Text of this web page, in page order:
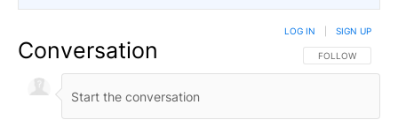
Conversation FOLLOW THIS
FOLLOW
LOG IN SIGN UP